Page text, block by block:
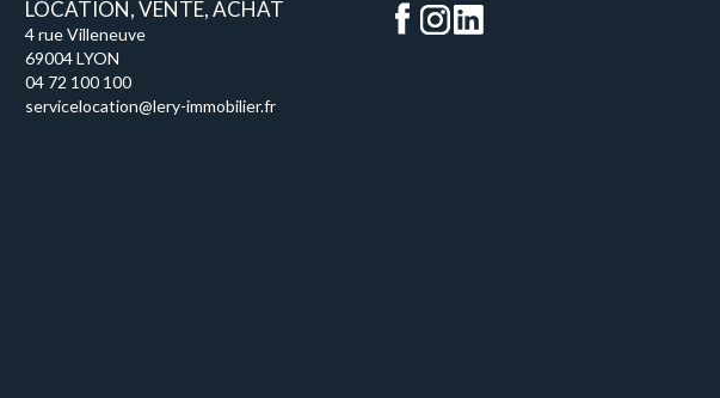
LOCATION, VENTE, ACHAT
4 rue Villeneuve
69004 LYON
04 72 100 100
servicelocation@lery-immobilier.fr